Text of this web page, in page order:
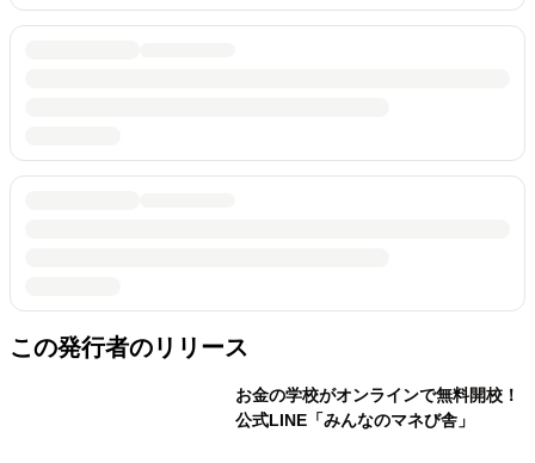
この発行者のリリース
お金の学校がオンラインで無料開校！
公式LINE「みんなのマネび舎」